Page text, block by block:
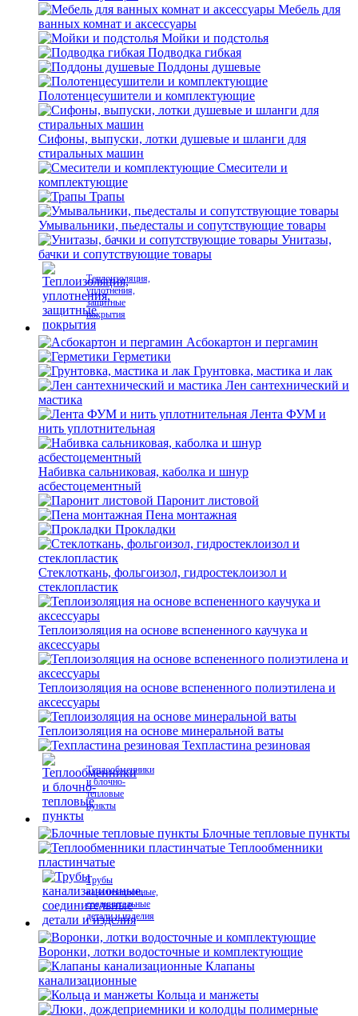
Мебель для
ванных комнат и аксессуары
Мойки и подстолья
Подводка гибкая
Поддоны душевые
Полотенцесушители и комплектующие
Сифоны, выпуски, лотки душевые и шланги для
стиральных машин
Смесители и
комплектующие
Трапы
Умывальники, пьедесталы и сопутствующие товары
Унитазы,
бачки и сопутствующие товары
Теплоизоляция,
уплотнения,
защитные
покрытия
Асбокартон и пергамин
Герметики
Грунтовка, мастика и лак
Лен сантехнический и
мастика
Лента ФУМ и
нить уплотнительная
Набивка сальниковая, каболка и шнур
асбестоцементный
Паронит листовой
Пена монтажная
Прокладки
Стеклоткань, фольгоизол, гидростеклоизол и
стеклопластик
Теплоизоляция на основе вспененного каучука и
аксессуары
Теплоизоляция на основе вспененного полиэтилена и
аксессуары
Теплоизоляция на основе минеральной ваты
Техпластина резиновая
Теплообменники
и блочно-
тепловые
пункты
Блочные тепловые пункты
Теплообменники
пластинчатые
Трубы
канализационные,
соединительные
детали и изделия
Воронки, лотки водосточные и комплектующие
Клапаны
канализационные
Кольца и манжеты